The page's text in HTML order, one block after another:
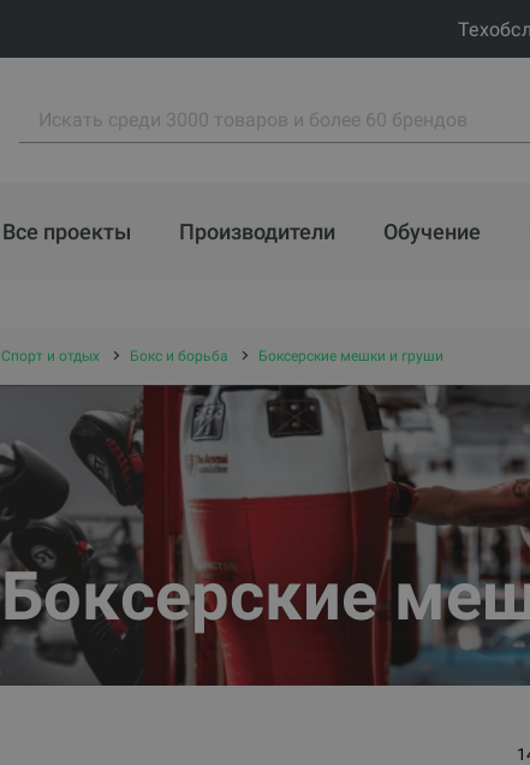
Все проекты Производители Обучение
Спорт и отдых Бокс и борьба Боксерские мешки и груши
Боксерские